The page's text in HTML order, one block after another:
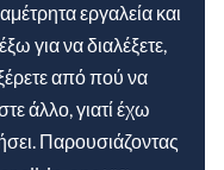
εργαλεία και
για να διαλέξετε,
από πού να
άλλο, γιατί έχω
Παρουσιάζοντας